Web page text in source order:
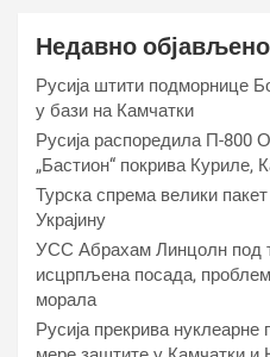
Недавно објављено
Русија штити подморнице
у бази на Камчатки
Русија распоредила П-800
„Бастион“ покрива Куриле,
Турска спрема велики
Украјину
УСС Абрахам Линцолн под
исцрпљена посада,
морала
Русија прекрива